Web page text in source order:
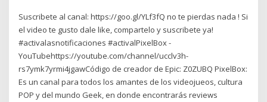
Suscribete al canal: https://goo.gl/YLf3fQ no te pierdas nada ! Si
el video te gusto dale like, compartelo y suscribete ya!
#activalasnotificaciones #activalPixelBox -
YouTubehttps://youtube.com/channel/ucclv3h-
rs7ymk7yrmi4jgawCódigo de creador de Epic: Z0ZUBQ PixelBox:
Es un canal para todos los amantes de los videojueos, cultura
POP y del mundo Geek, en donde encontrarás reviews